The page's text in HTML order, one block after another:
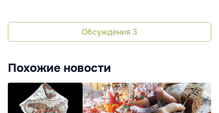
Обсуждения 3
Похожие новости